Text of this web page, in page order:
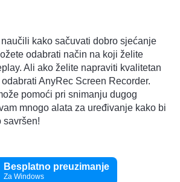
kako sačuvati dobro sjećanje
odabrati način na koji želite
Ali ako želite napraviti kvalitetan
AnyRec Screen Recorder.
pomoći pri snimanju dugog
mnogo alata za uređivanje kako bi
savršen!
Besplatno preuzimanje
Za Windows